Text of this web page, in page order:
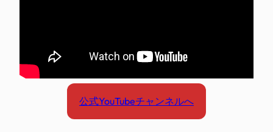
公式YouTubeチャンネルへ